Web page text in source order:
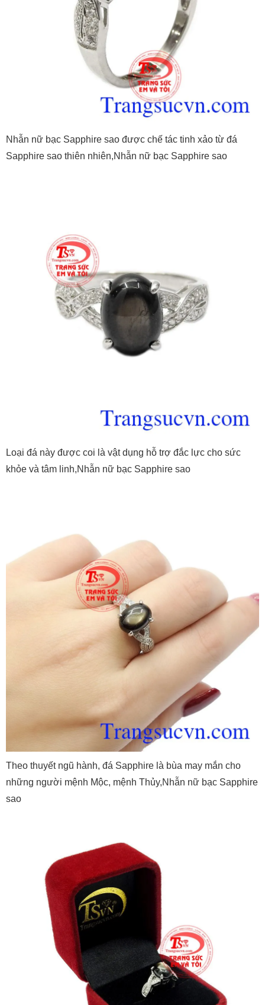
Nhẫn nữ bạc Sapphire sao được chế tác tinh xảo từ đá
Sapphire sao thiên nhiên,Nhẫn nữ bạc Sapphire sao
Loại đá này được coi là vật dụng hỗ trợ đắc lực cho sức
khỏe và tâm linh,Nhẫn nữ bạc Sapphire sao
Theo thuyết ngũ hành, đá Sapphire là bùa may mắn cho
những người mệnh Mộc, mệnh Thủy,Nhẫn nữ bạc Sapphire
sao